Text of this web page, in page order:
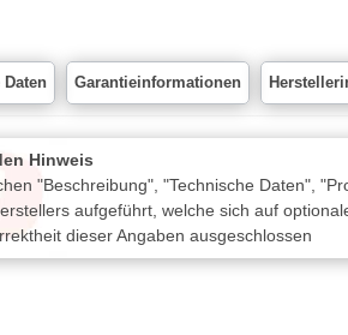
Daten Garantieinformationen
Hinweis
"Beschreibung", "Technische Daten",
aufgeführt, welche sich auf
dieser Angaben ausgeschlossen